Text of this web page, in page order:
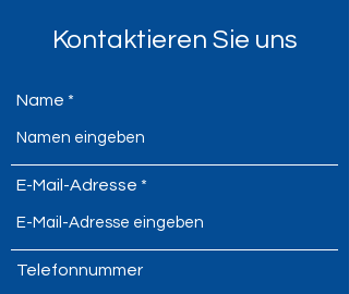
Kontaktieren Sie uns
Name
E-Mail-Adresse
Telefonnummer